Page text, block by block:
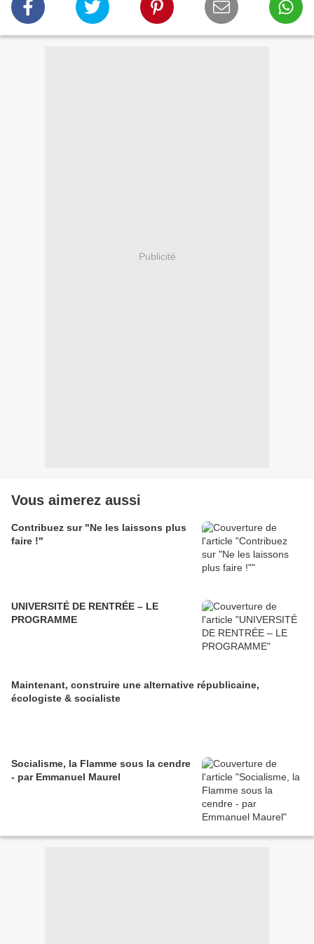
Publicité
Vous aimerez aussi
Contribuez sur "Ne les laissons plus
faire !"
UNIVERSITÉ DE RENTRÉE – LE
PROGRAMME
Maintenant, construire une alternative républicaine,
écologiste & socialiste
Socialisme, la Flamme sous la cendre
- par Emmanuel Maurel